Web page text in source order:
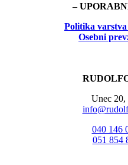
–
Politika
Osebni
Unec 20,
040 146
051 854